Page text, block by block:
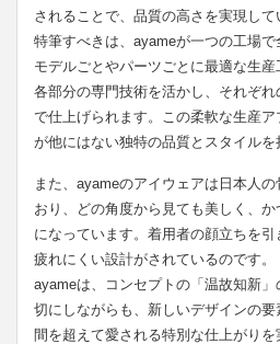
されることで、品質の高さを実現して
特筆すべきは、ayameが一つの工場で
モデルごとやパーツごとに最適な生産
各部分の専門技術を活かし、それぞ
で仕上げられます。この柔軟な生産
が他にはない独特の品質とスタイルを
また、ayameのアイウェアは日本人
おり、どの角度から見ても美しく、
になっています。着用者の顔立ちを
疲れにくい設計がされているのです。
ayameは、コンセプトの「温故知新
切にしながらも、新しいデザインの
間を超えて愛される特別な仕上がりを